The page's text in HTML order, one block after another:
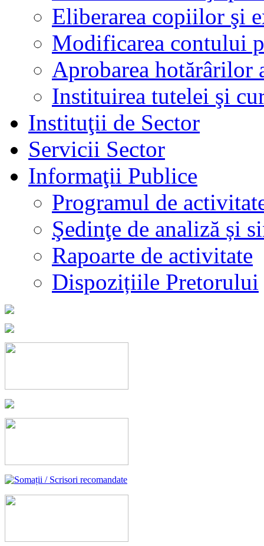
Eliberarea copiilor şi
Modificarea contului
Aprobarea hotărârilor
Instituirea tutelei şi
Instituţii de Sector
Servicii Sector
Informaţii Publice
Programul de
Şedinţe de analiză și
Rapoarte de activitate
Dispozițiile Pretorului